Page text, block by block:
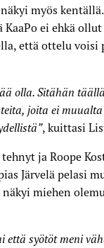
myös kentällä.
ei ehkä ollut
että ottelu voisi
olla. Sitähän täällä
joita ei muualta
, kuittasi
ja Roope
Järvelä pelasi
miehen
että syötöt meni